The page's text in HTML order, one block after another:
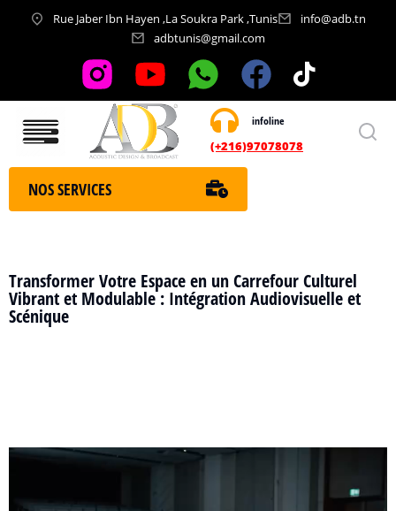
Rue Jaber Ibn Hayen ,La Soukra Park ,Tunis
info@adb.tn
adbtunis@gmail.com
infoline
(+216)97078078
Nos services
NOS SERVICES
Transformer Votre Espace en un Carrefour Culturel
Vibrant et Modulable : Intégration Audiovisuelle et
Scénique